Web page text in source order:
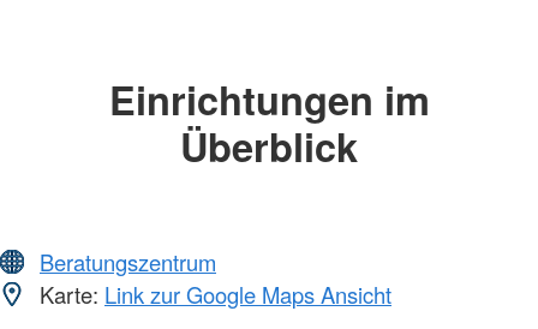
Einrichtungen im
Überblick
Beratungszentrum
Karte: Link zur Google Maps Ansicht